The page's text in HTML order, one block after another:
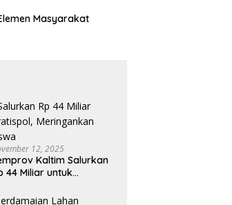
Masyarakat
12, 2025
Kaltim Salurkan
44 Miliar untuk
Beban UKT